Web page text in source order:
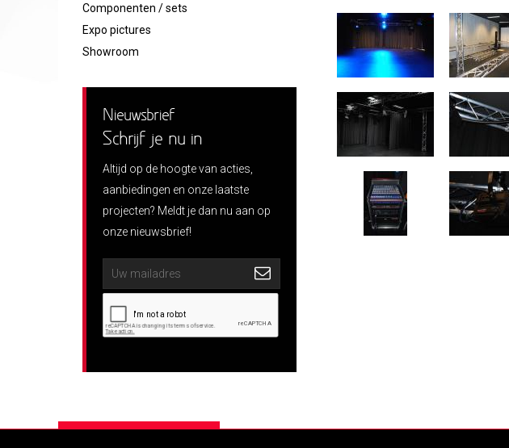
Componenten / sets
Expo pictures
Showroom
Nieuwsbrief
Schrijf je nu in
Altijd op de hoogte van acties,
aanbiedingen en onze laatste
projecten? Meldt je dan nu aan op
onze nieuwsbrief!